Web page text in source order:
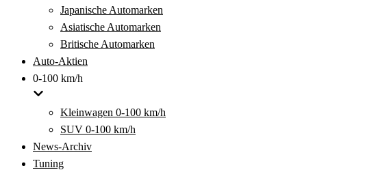
Japanische Automarken
Asiatische Automarken
Britische Automarken
Auto-Aktien
0-100 km/h
Kleinwagen 0-100 km/h
SUV 0-100 km/h
News-Archiv
Tuning